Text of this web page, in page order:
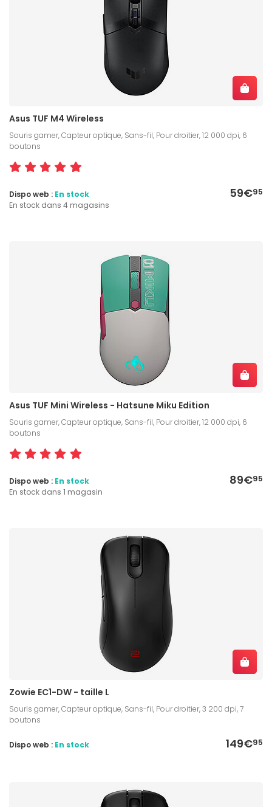
Asus TUF M4 Wireless
Souris gamer, Capteur optique, Sans-fil, Pour droitier, 12 000 dpi, 6
boutons
59€95
Dispo web : En stock
En stock dans 4 magasins
Asus TUF Mini Wireless - Hatsune Miku Edition
Souris gamer, Capteur optique, Sans-fil, Pour droitier, 12 000 dpi, 6
boutons
89€95
Dispo web : En stock
En stock dans 1 magasin
Zowie EC1-DW - taille L
Souris gamer, Capteur optique, Sans-fil, Pour droitier, 3 200 dpi, 7
boutons
149€95
Dispo web : En stock